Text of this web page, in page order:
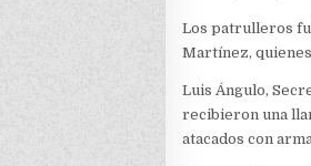
Los patrulleros
Martínez,
Luis Ángulo,
recibieron una
atacados con